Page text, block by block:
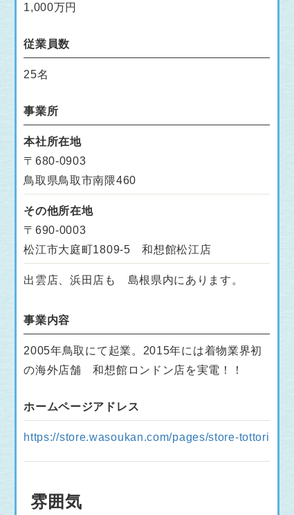
1,000万円
従業員数
25名
事業所
本社所在地
〒680-0903
鳥取県鳥取市南隈460
その他所在地
〒690-0003
松江市大庭町1809-5 和想館松江店
出雲店、浜田店も 島根県内にあります。
事業内容
2005年鳥取にて起業。2015年には着物業界初
の海外店舗 和想館ロンドン店を実電！！
ホームページアドレス
https://store.wasoukan.com/pages/store-tottori
雰囲気